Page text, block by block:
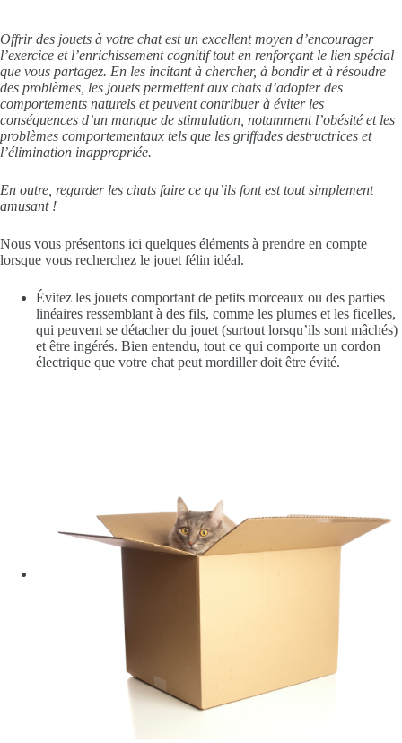
Offrir des jouets à votre chat est un excellent moyen d’encourager
l’exercice et l’enrichissement cognitif tout en renforçant le lien spécial
que vous partagez. En les incitant à chercher, à bondir et à résoudre
des problèmes, les jouets permettent aux chats d’adopter des
comportements naturels et peuvent contribuer à éviter les
conséquences d’un manque de stimulation, notamment l’obésité et les
problèmes comportementaux tels que les griffades destructrices et
l’élimination inappropriée.
En outre, regarder les chats faire ce qu’ils font est tout simplement
amusant !
Nous vous présentons ici quelques éléments à prendre en compte
lorsque vous recherchez le jouet félin idéal.
Évitez les jouets comportant de petits morceaux ou des parties
linéaires ressemblant à des fils, comme les plumes et les ficelles,
qui peuvent se détacher du jouet (surtout lorsqu’ils sont mâchés)
et être ingérés. Bien entendu, tout ce qui comporte un cordon
électrique que votre chat peut mordiller doit être évité.